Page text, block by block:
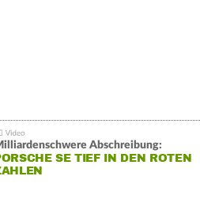
Abschreibung:
SE TIEF IN DEN ROTEN